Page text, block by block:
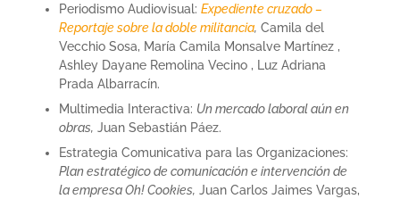
Periodismo Audiovisual: Expediente cruzado –
Reportaje sobre la doble militancia, Camila del
Vecchio Sosa, María Camila Monsalve Martínez ,
Ashley Dayane Remolina Vecino , Luz Adriana
Prada Albarracín.
Multimedia Interactiva: Un mercado laboral aún en
obras, Juan Sebastián Páez.
Estrategia Comunicativa para las Organizaciones:
Plan estratégico de comunicación e intervención de
la empresa Oh! Cookies, Juan Carlos Jaimes Vargas,